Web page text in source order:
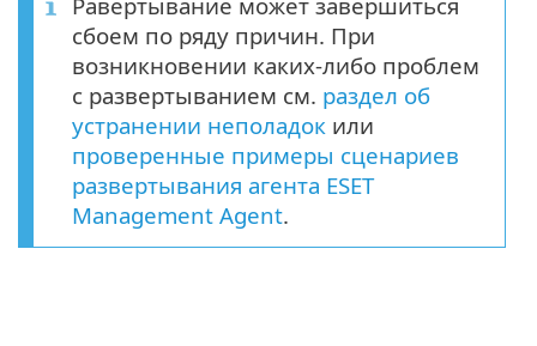
сбоем по ряду причин. При
возникновении каких-либо проблем
с развертыванием см. раздел об
устранении неполадок или
проверенные примеры сценариев
развертывания агента ESET
Management Agent.